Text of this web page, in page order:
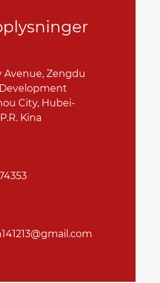
Avenue, Zengdu
City, Hubei-
Kina